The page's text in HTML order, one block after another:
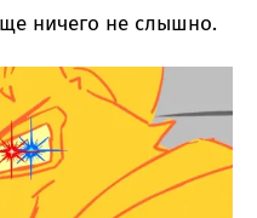
ничего не слышно.